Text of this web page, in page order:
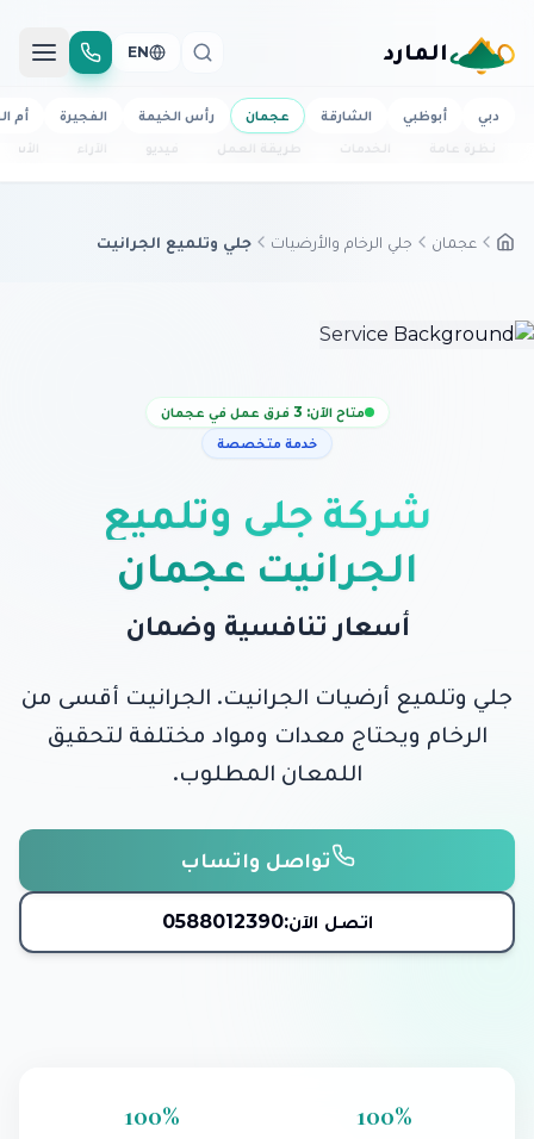
المارد EN
دبي أبوظبي الشارقة عجمان رأس الخيمة الفجيرة
أم
نظرة عامة
الخدمات طريقة العمل فيديو الآراء
عجمان جلي الرخام والأرضيات جلي وتلميع الجرانيت
متاح الآن: 3 فرق عمل في عجمان
خدمة متخصصة
شركة جلي وتلميع
الجرانيت عجمان
أسعار تنافسية وضمان
جلي وتلميع أرضيات الجرانيت. الجرانيت أقسى من
الرخام ويحتاج معدات ومواد مختلفة لتحقيق
اللمعان المطلوب.
تواصل واتساب
اتصل الآن:0588012390
100%
100%